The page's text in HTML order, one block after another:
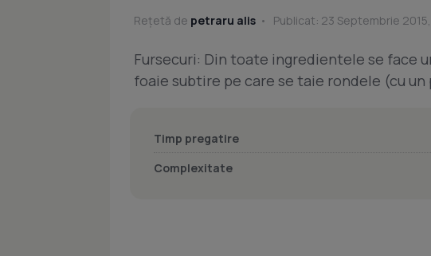
Rețetă de petraru alis Publicat: 23 Septembrie
Fursecuri: Din toate ingredientele se face
foaie subtire pe care se taie rondele (cu un
Timp pregatire
Complexitate